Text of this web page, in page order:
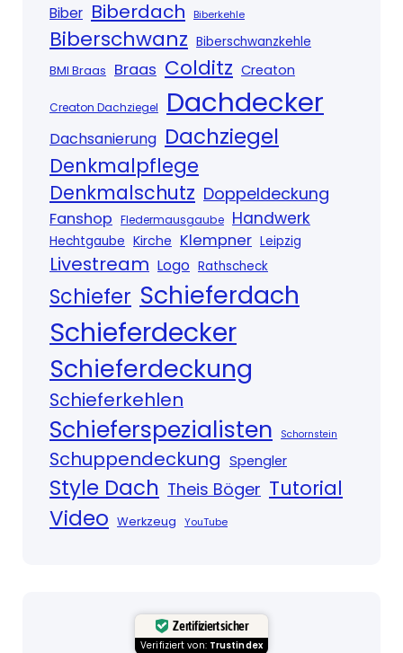
Biber Biberdach Biberkehle
Biberschwanz Biberschwanzkehle
BMI Braas Braas Colditz Creaton
Creaton Dachziegel Dachdecker
Dachsanierung Dachziegel
Denkmalpflege
Denkmalschutz Doppeldeckung
Fanshop Fledermausgaube Handwerk
Hechtgaube Kirche Klempner Leipzig
Livestream Logo Rathscheck
Schiefer Schieferdach
Schieferdecker
Schieferdeckung
Schieferkehlen
Schieferspezialisten Schornstein
Schuppendeckung Spengler
Style Dach Theis Böger Tutorial
Video Werkzeug YouTube
Zertifiziert sicher
Verifiziert von: Trustindex